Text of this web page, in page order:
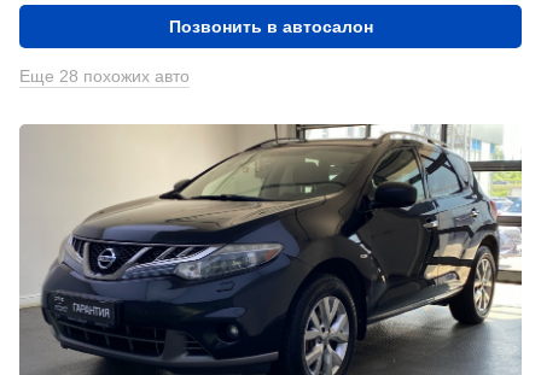
Позвонить в автосалон
Еще 28 похожих авто